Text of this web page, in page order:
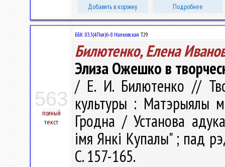
Добавить в корзину Подробнее
563
полный
текст
ББК 83.3(4Пол)6-8 Налковская Т29
Билютенко, Елена
Элиза Ожешко в
/ Е. И. Билютенко //
культуры : Матэрыялы
Гродна / Установа
імя Янкі Купалы" ; пад
С. 157-165.